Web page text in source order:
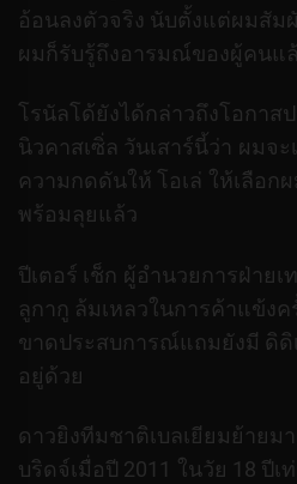
อ้อนลงตัวจริง นับตั้งแต่ผมสั
ผมก็รับรู้ถึงอารมณ์ของผู้คนแ
โรนัลโด้ยังได้กล่าวถึงโอกาส
นิวคาสเซิ่ล วันเสาร์นี้ว่า ผมจ
ความกดดันให้ โอเล่ ให้เลือก
พร้อมลุยแล้ว
ปีเตอร์ เช็ก ผู้อำนวยการฝ่าย
ลูกากู ล้มเหลวในการค้าแข้ง
ขาดประสบการณ์แถมยังมี ดิดิ
อยู่ด้วย
ดาวยิงทีมชาติเบลเยียมย้าย
บริดจ์เมื่อปี 2011 ในวัย 18 ปี